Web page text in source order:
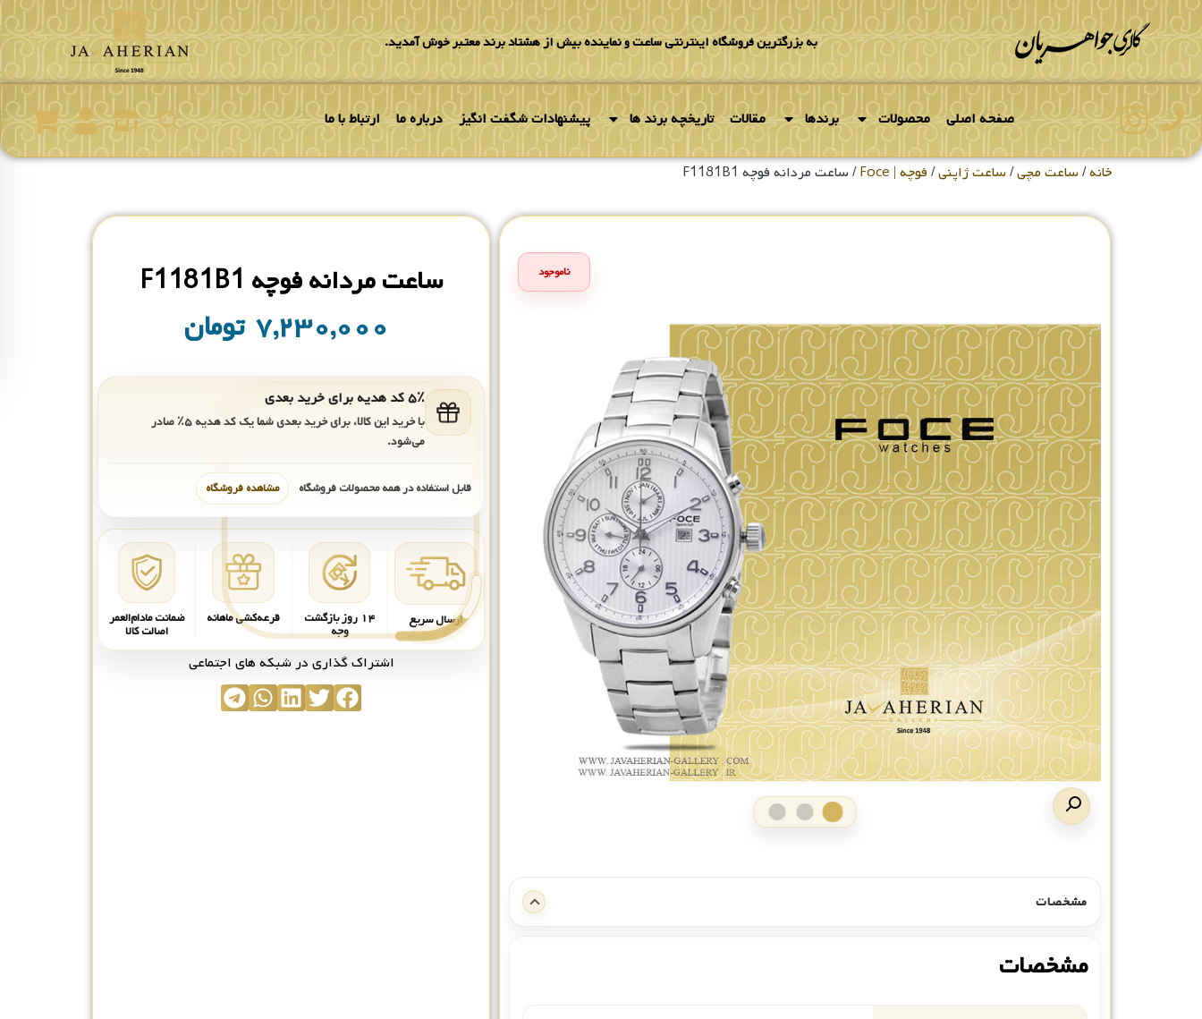
به بزرگترین فروشگاه اینترنتی ساعت و نماینده بیش از هشتاد برند معتبر خوش آمدید.
صفحه اصلی محصولات برندها مقالات تاریخچه برند ها پیشنهادات شگفت انگیز درباره ما ارتباط با ما
خانه/ساعت مچی/ساعت ژاپنی/فوچه | Foce / ساعت مردانه فوچه F1181B1
ناموجود
مشخصات
مشخصات
ساعت مردانه فوچه F1181B1
۷,۲۳۰,۰۰۰ تومان
۵٪ کد هدیه برای خرید بعدی
با خرید این کالا، برای خرید بعدی شما یک کد هدیه۵٪ صادر
می‌شود.
قابل استفاده در همه محصولات فروشگاه مشاهده فروشگاه
ارسال سریع ۱۴ روز بازگشت
وجه
قرعه‌کشی ماهانه ضمانت مادام‌العمر
اصالت کالا
اشتراک گذاری در شبکه های اجتماعی